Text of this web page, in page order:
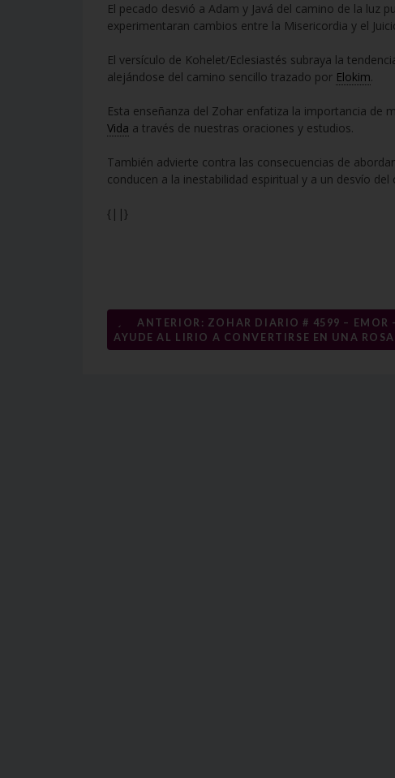
El pecado desvió a Adam y Javá del camino de la luz
experimentaran cambios entre la Misericordia y el
El versículo de Kohelet/Eclesiastés subraya la
alejándose del camino sencillo trazado por Elokim.
Esta enseñanza del Zohar enfatiza la importancia de
Vida a través de nuestras oraciones y estudios.
También advierte contra las consecuencias de
conducen a la inestabilidad espiritual y a un desvío
{||}
Navegación
de
←
ANTERIOR: ZOHAR DIARIO # 4599 – EMOR
AYUDE AL LIRIO A CONVERTIRSE EN UNA ROSA